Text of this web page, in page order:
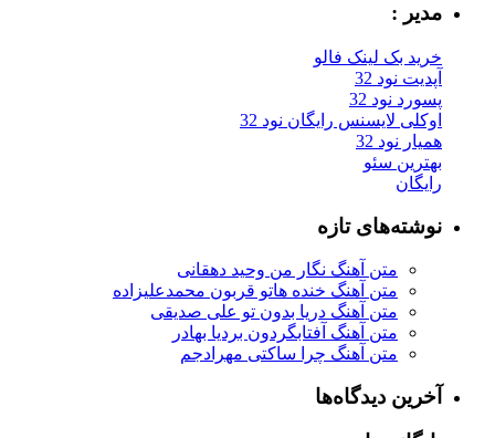
مدیر :
خرید بک لینک فالو
آپدیت نود 32
پسورد نود 32
اوکلی لایسنس رایگان نود 32
همیار نود 32
بهترین سئو
رایگان
نوشته‌های تازه
متن آهنگ نگار من وحید دهقانی
متن آهنگ خنده هاتو قربون محمدعلیزاده
متن آهنگ دریا بدون تو علی صدیقی
متن آهنگ آفتابگردون بردیا بهادر
متن آهنگ چرا ساکتی مهرادجم
آخرین دیدگاه‌ها